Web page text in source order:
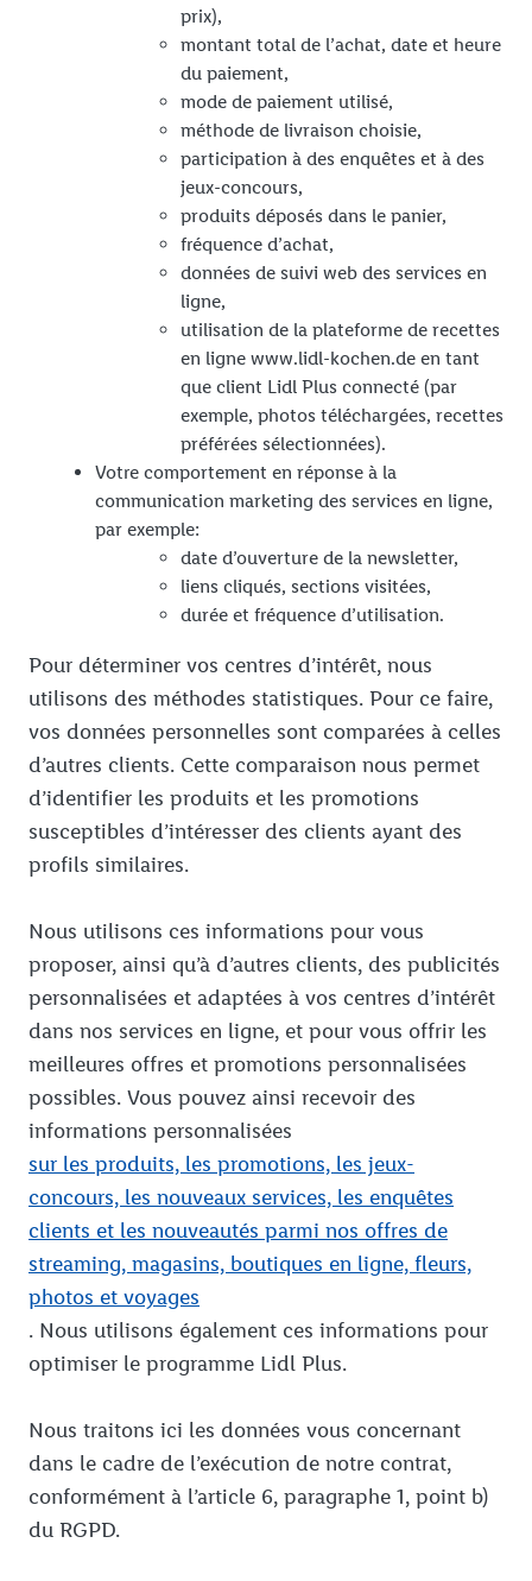
prix),
montant total de l’achat, date et heure
du paiement,
mode de paiement utilisé,
méthode de livraison choisie,
participation à des enquêtes et à des
jeux-concours,
produits déposés dans le panier,
fréquence d’achat,
données de suivi web des services en
ligne,
utilisation de la plateforme de recettes
en ligne www.lidl-kochen.de en tant
que client Lidl Plus connecté (par
exemple, photos téléchargées, recettes
préférées sélectionnées).
Votre comportement en réponse à la
communication marketing des services en ligne,
par exemple:
date d’ouverture de la newsletter,
liens cliqués, sections visitées,
durée et fréquence d’utilisation.
Pour déterminer vos centres d’intérêt, nous
utilisons des méthodes statistiques. Pour ce faire,
vos données personnelles sont comparées à celles
d’autres clients. Cette comparaison nous permet
d’identifier les produits et les promotions
susceptibles d’intéresser des clients ayant des
profils similaires.
Nous utilisons ces informations pour vous
proposer, ainsi qu’à d’autres clients, des publicités
personnalisées et adaptées à vos centres d’intérêt
dans nos services en ligne, et pour vous offrir les
meilleures offres et promotions personnalisées
possibles. Vous pouvez ainsi recevoir des
informations personnalisées
sur les produits, les promotions, les jeux-
concours, les nouveaux services, les enquêtes
clients et les nouveautés parmi nos offres de
streaming, magasins, boutiques en ligne, fleurs,
photos et voyages
. Nous utilisons également ces informations pour
optimiser le programme Lidl Plus.
Nous traitons ici les données vous concernant
dans le cadre de l’exécution de notre contrat,
conformément à l’article 6, paragraphe 1, point b)
du RGPD.